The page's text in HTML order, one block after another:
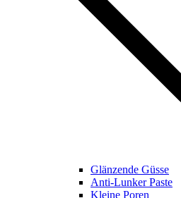
Glänzende Güsse
Anti-Lunker Paste
Kleine Poren